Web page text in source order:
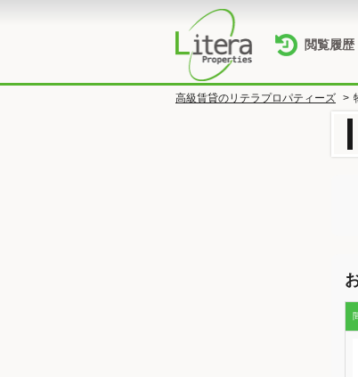
閲覧履歴
高級賃貸のリテラプロパティーズ >